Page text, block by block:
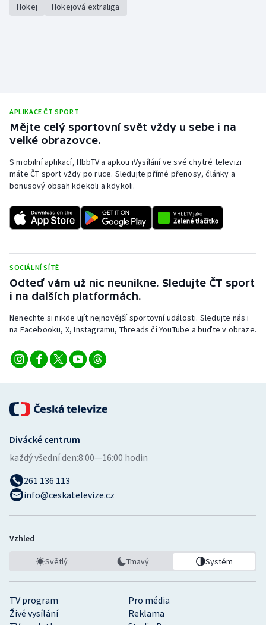
Hokej Hokejová extraliga
APLIKACE ČT SPORT
Mějte celý sportovní svět vždy u sebe i na
velké obrazovce.
S mobilní aplikací, HbbTV a apkou iVysílání ve své chytré televizi
máte ČT sport vždy po ruce. Sledujte přímé přenosy, články a
bonusový obsah kdekoli a kdykoli.
SOCIÁLNÍ SÍTĚ
Odteď vám už nic neunikne. Sledujte ČT sport
i na dalších platformách.
Nenechte si nikde ujít nejnovější sportovní události. Sledujte nás i
na Facebooku, X, Instagramu, Threads či YouTube a buďte v obraze.
TV program
Pro média
Živé vysílání
Reklama
Divácké centrum
každý všední den:8:00—16:00 hodin
261 136 113
info@ceskatelevize.cz
Vzhled
Světlý Tmavý Systém